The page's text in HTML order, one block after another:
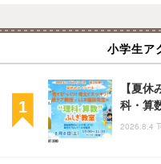
小学生ア
【夏休
科・算
2026.8.4